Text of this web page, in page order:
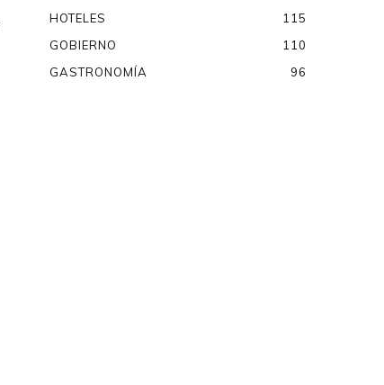
HOTELES
115
GOBIERNO
110
GASTRONOMÍA
96